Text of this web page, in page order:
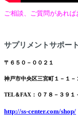
ご相談、ご質問があれ
サプリメントサポー
〒６５０－００２１
神戸市中央区三宮町１－１
TEL＆FAX：０７８－３９１
http://ss-center.com/shop/